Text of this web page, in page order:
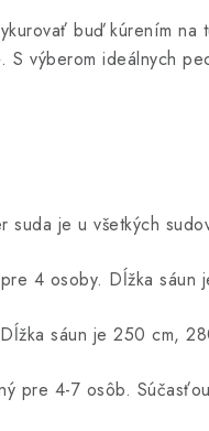
buď kúrením
výberom ideálnych
je u všetkých
4 osoby. Dĺžka
sáun je 250 cm,
pre 4-7 osôb.